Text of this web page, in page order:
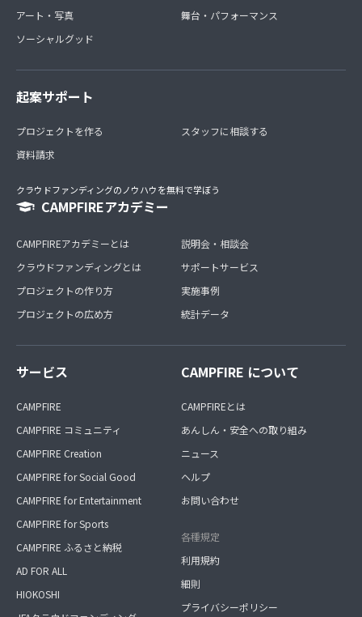
アート・写真
ソーシャルグッド
舞台・パフォーマンス
起案サポート
プロジェクトを作る
資料請求
スタッフに相談する
クラウドファンディングのノウハウを無料で学ぼう
CAMPFIREアカデミー
CAMPFIREアカデミーとは
クラウドファンディングとは
プロジェクトの作り方
プロジェクトの広め方
説明会・相談会
サポートサービス
実施事例
統計データ
サービス
CAMPFIRE
CAMPFIRE コミュニティ
CAMPFIRE Creation
CAMPFIRE for Social Good
CAMPFIRE for Entertainment
CAMPFIRE for Sports
CAMPFIRE ふるさと納税
AD FOR ALL
HIOKOSHI
CAMPFIRE について
CAMPFIREとは
あんしん・安全への取り組み
ニュース
ヘルプ
お問い合わせ
各種規定
利用規約
細則
プライバシーポリシー